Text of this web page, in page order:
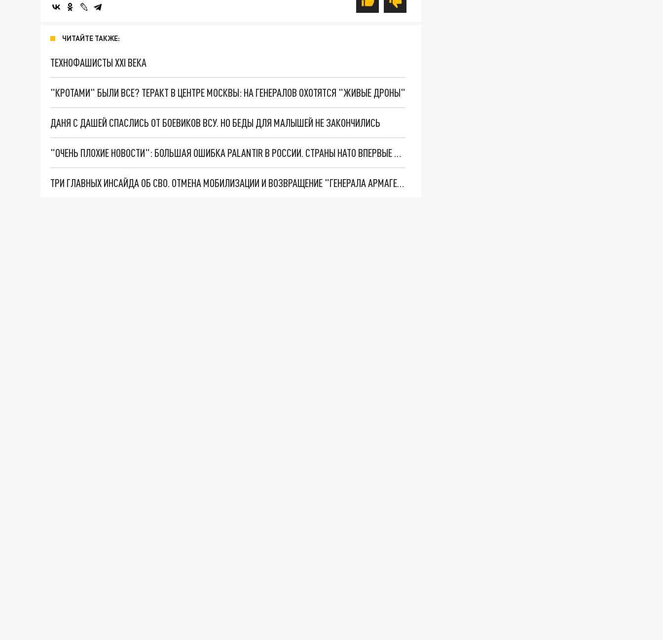
ЧИТАЙТЕ ТАКЖЕ:
ТЕХНОФАШИСТЫ XXI ВЕКА
"КРОТАМИ" БЫЛИ ВСЕ? ТЕРАКТ В ЦЕНТРЕ МОСКВЫ: НА ГЕНЕРАЛОВ ОХОТЯТСЯ "ЖИВЫЕ ДРОНЫ"
ДАНЯ С ДАШЕЙ СПАСЛИСЬ ОТ БОЕВИКОВ ВСУ. НО БЕДЫ ДЛЯ МАЛЫШЕЙ НЕ ЗАКОНЧИЛИСЬ
"ОЧЕНЬ ПЛОХИЕ НОВОСТИ": БОЛЬШАЯ ОШИБКА PALANTIR В РОССИИ. СТРАНЫ НАТО ВПЕРВЫЕ ЗА СВО ОСТАНОВИЛИ ПОСТАВКИ ОРУЖИЯ. ВСУ ТЕРЯЮТ ПРИГРАНИЧЬЕ?
ТРИ ГЛАВНЫХ ИНСАЙДА ОБ СВО. ОТМЕНА МОБИЛИЗАЦИИ И ВОЗВРАЩЕНИЕ "ГЕНЕРАЛА АРМАГЕДДОНА"? ОТЛИЧНЫЕ НОВОСТИ, КОТОРЫЕ ЖДАЛИ ВСЕ